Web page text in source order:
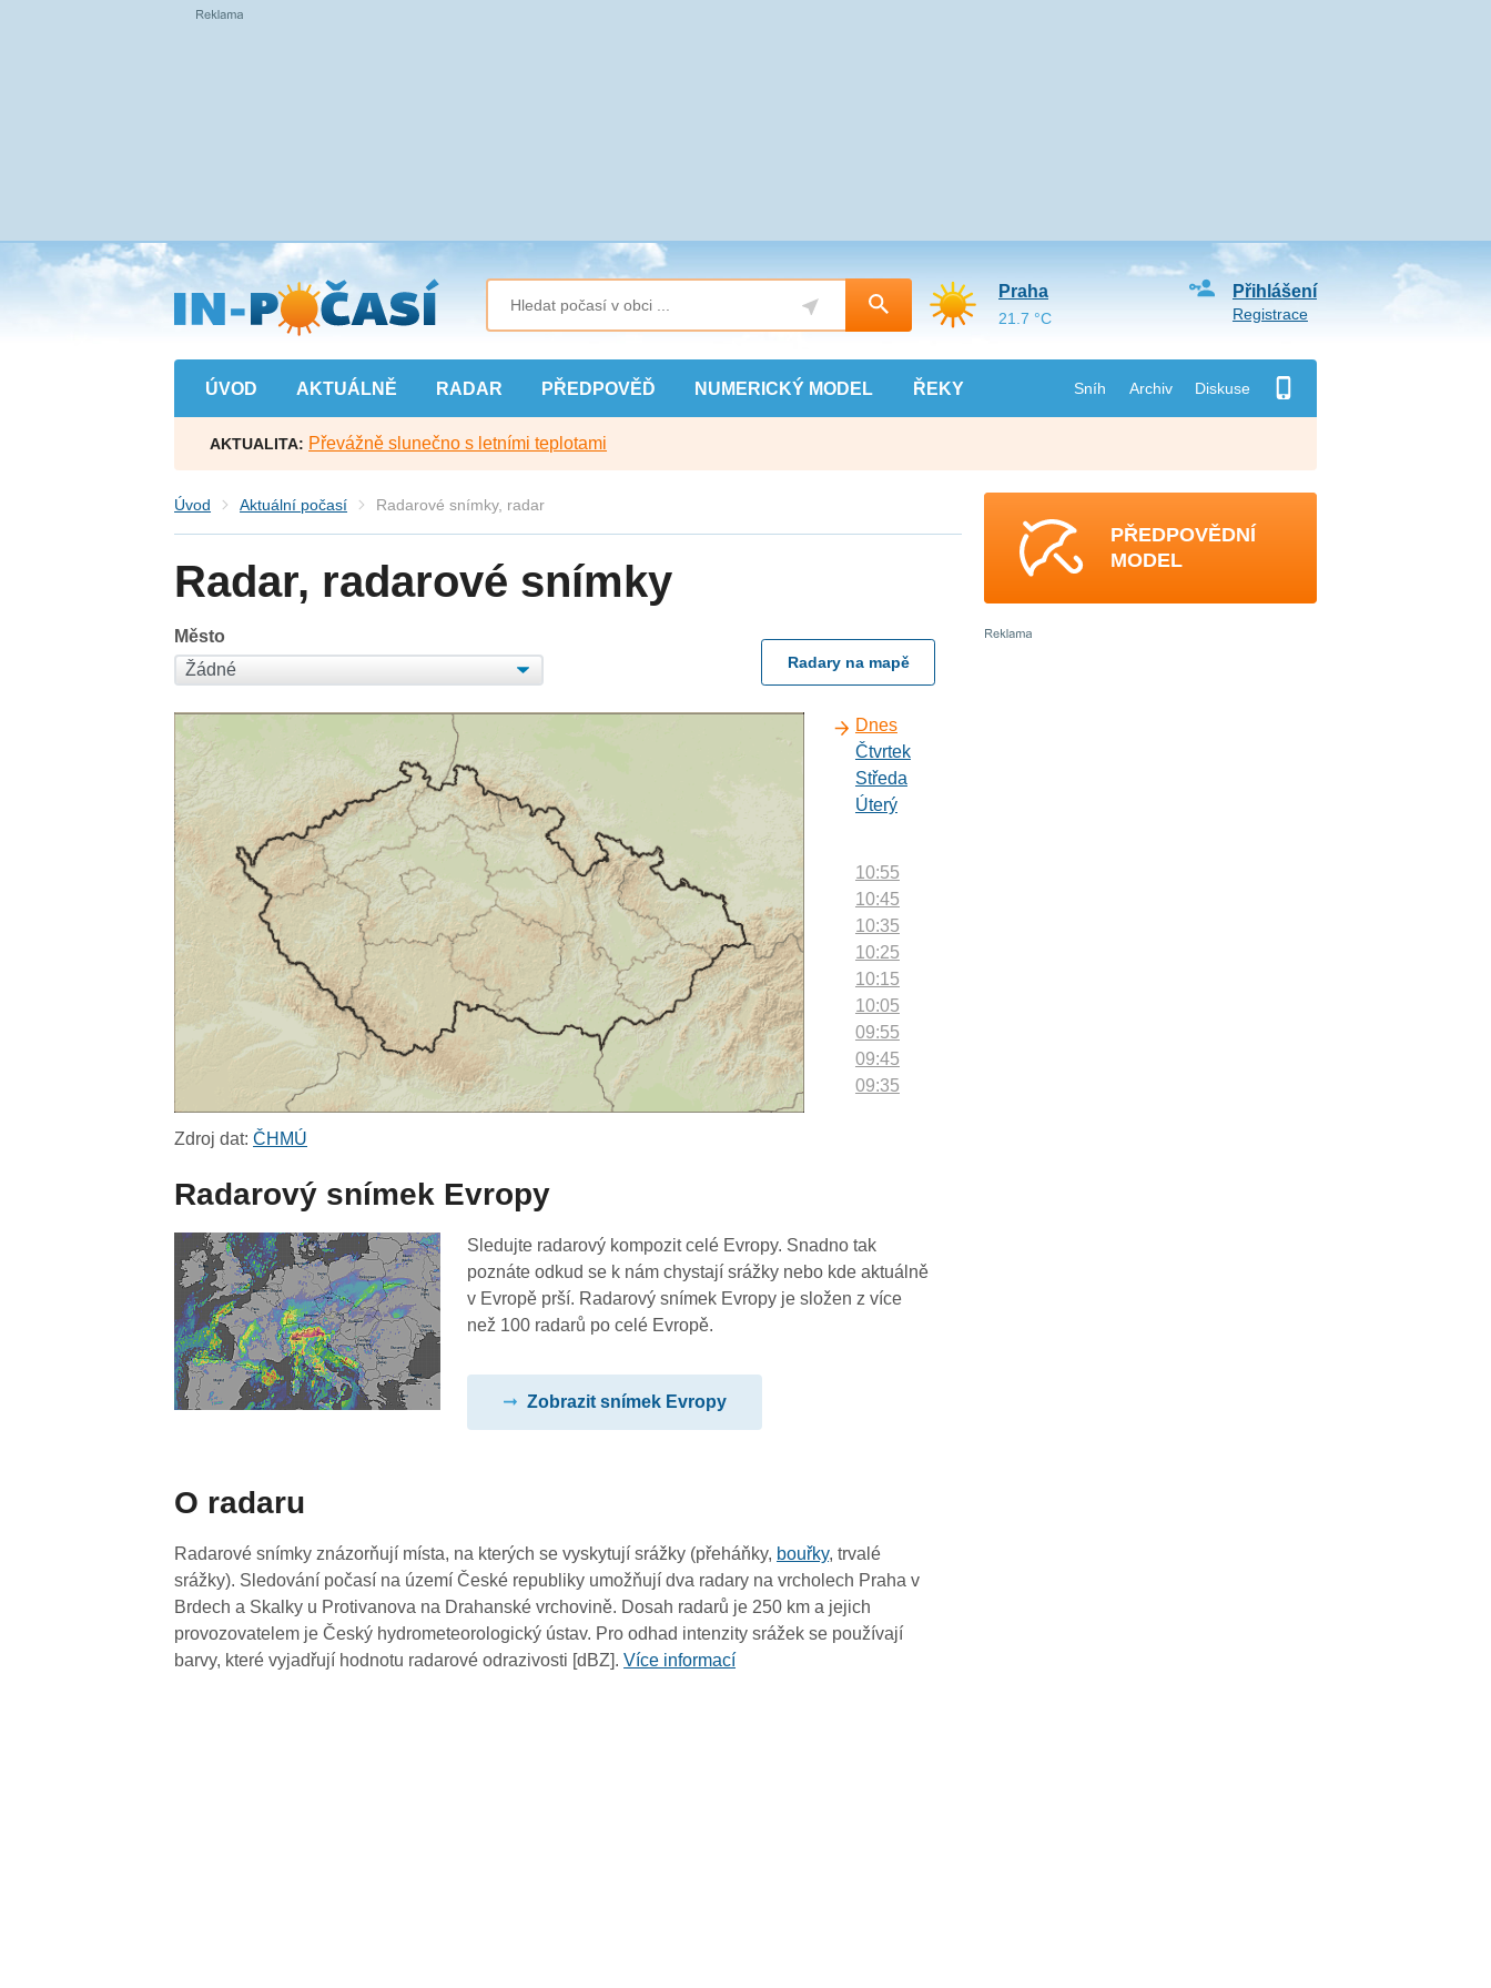
Přejít
na
hlavní
obsah
ÚVOD AKTUÁLNĚ RADAR PŘEDPOVĚĎ NUMERICKÝ MODEL ŘEKY Sníh Archiv Diskuse
Přihlášení
Registrace
Praha
21.7 °C
AKTUALITA: Převážně slunečno s letními teplotami
Úvod Aktuální počasí Radarové snímky, radar
Radar, radarové snímky
Město
Radary na mapě
Dnes
Čtvrtek
Středa
Úterý
10:55
10:45
10:35
10:25
10:15
10:05
09:55
09:45
09:35
08:35
08:25
08:15
06:35
06:25
06:15
06:05
Zdroj dat:ČHMÚ
Radarový snímek Evropy
Sledujte radarový kompozit celé Evropy. Snadno tak
poznáte odkud se k nám chystají srážky nebo kde aktuálně
v Evropě prší. Radarový snímek Evropy je složen z více
než 100 radarů po celé Evropě.
Zobrazit snímek Evropy
O radaru
Radarové snímky znázorňují místa, na kterých se vyskytují srážky (přeháňky, bouřky, trvalé
srážky). Sledování počasí na území České republiky umožňují dva radary na vrcholech Praha v
Brdech a Skalky u Protivanova na Drahanské vrchovině. Dosah radarů je 250 km a jejich
provozovatelem je Český hydrometeorologický ústav. Pro odhad intenzity srážek se používají
barvy, které vyjadřují hodnotu radarové odrazivosti [dBZ].Více informací
PŘEDPOVĚDNÍ
MODEL